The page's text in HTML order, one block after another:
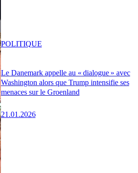
Le Danemark appelle au « dialogue » avec
Washington alors que Trump intensifie ses
menaces sur le Groenland
21.01.2026
POLITIQUE